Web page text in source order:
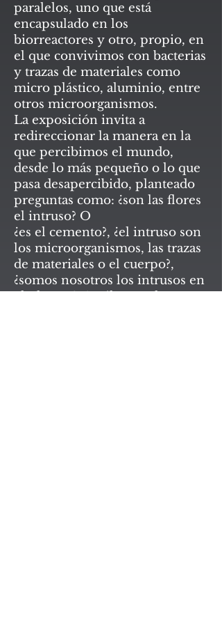
paralelos, uno que está
encapsulado en los
biorreactores y otro, propio, en
el que convivimos con bacterias
y trazas de materiales como
micro plástico, aluminio, entre
otros microorganismos.
La exposición invita a
redireccionar la manera en la
que percibimos el mundo,
desde lo más pequeño o lo que
pasa desapercibido, planteado
preguntas como: ¿son las flores
el intruso? O
¿es el cemento?, ¿el intruso son
los microorganismos, las trazas
de materiales o el cuerpo?,
¿somos nosotros los intrusos en